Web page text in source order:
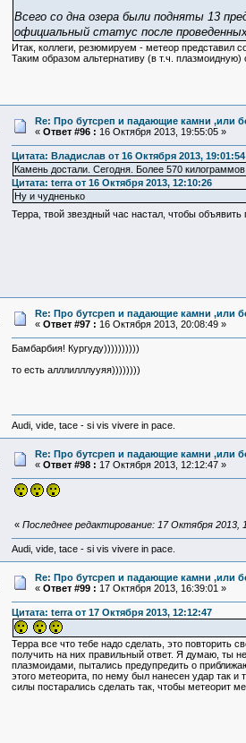
Всего со дна озера были подняты 13
официальный статус после
Итак, коллеги, резюмируем - метеор представил
Таким образом альтернативу (в т.ч. плазмоидную)
Re: Про бутсреп и падающие камни ,или
« Ответ #96 : 16 Октября 2013, 19:55:05 »
Цитата: Владислав от 16 Октября 2013, 19:01:54
Камень достали. Сегодня. Более 570
Цитата: terra от 16 Октября 2013, 12:10:26
Ну и чудненько
Терра, твой звездный час настал, чтобы
Re: Про бутсреп и падающие камни ,или
« Ответ #97 : 16 Октября 2013, 20:08:49 »
Бамбарбия! Кургуду))))))))))
то есть алллилллууяя))))))))
Audi, vide, tace - si vis vivere in pace.
Re: Про бутсреп и падающие камни ,или
« Ответ #98 : 17 Октября 2013, 12:12:47 »
« Последнее редактирование: 17 Октября 2013,
Audi, vide, tace - si vis vivere in pace.
Re: Про бутсреп и падающие камни ,или
« Ответ #99 : 17 Октября 2013, 16:39:01 »
Цитата: terra от 17 Октября 2013, 12:12:47
Терра все что тебе надо сделать, это повторить
получить на них правильный ответ. Я думаю, ты
плазмоидами, пытались предупредить о
этого метеорита, по нему был нанесен удар так
силы постарались сделать так, чтобы метеорит